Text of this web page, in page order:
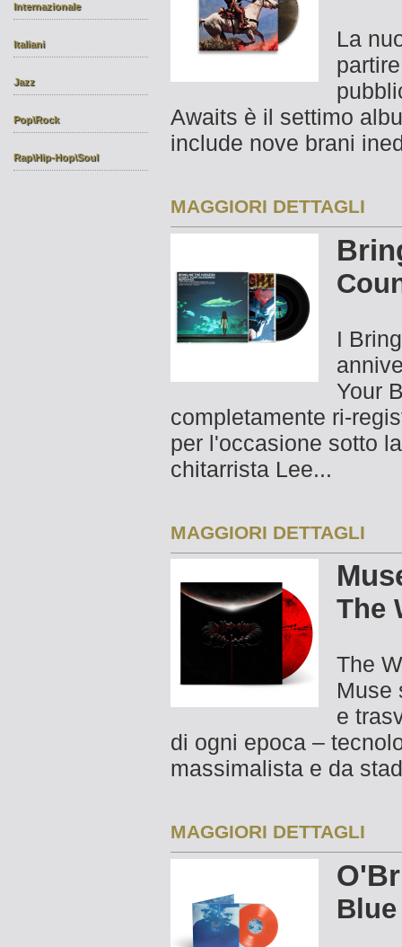
Internazionale
Italiani
Jazz
Pop\Rock
Rap\Hip-Hop\Soul
La
Awaits è il settimo
include nove brani
MAGGIORI DETTAGLI
I
Your
completamente ri-
per l'occasione sotto
chitarrista Lee...
MAGGIORI DETTAGLI
The
The
Muse
e
di ogni epoca –
massimalista e da
MAGGIORI DETTAGLI